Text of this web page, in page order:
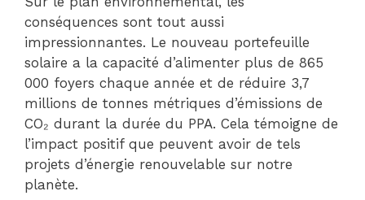
conséquences sont tout aussi
impressionnantes. Le nouveau portefeuille
solaire a la capacité d’alimenter plus de 865
000 foyers chaque année et de réduire 3,7
millions de tonnes métriques d’émissions de
CO₂ durant la durée du PPA. Cela témoigne de
l’impact positif que peuvent avoir de tels
projets d’énergie renouvelable sur notre
planète.